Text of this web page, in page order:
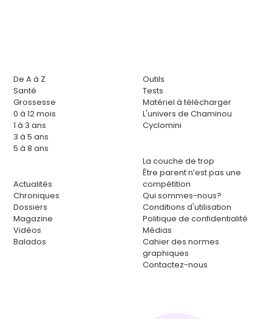
De A à Z
Santé
Grossesse
0 à 12 mois
1 à 3 ans
3 à 5 ans
5 à 8 ans
Actualités
Chroniques
Dossiers
Magazine
Vidéos
Balados
Outils
Tests
Matériel à télécharger
L'univers de Chaminou
Cyclomini
La couche de trop
Être parent n’est pas une
compétition
Qui sommes-nous?
Conditions d'utilisation
Politique de confidentialité
Médias
Cahier des normes
graphiques
Contactez-nous